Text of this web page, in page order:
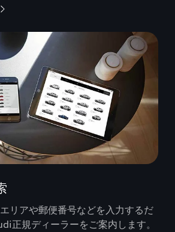
リアや郵便番号などを入力するだ
正規ディーラーをご案内します。